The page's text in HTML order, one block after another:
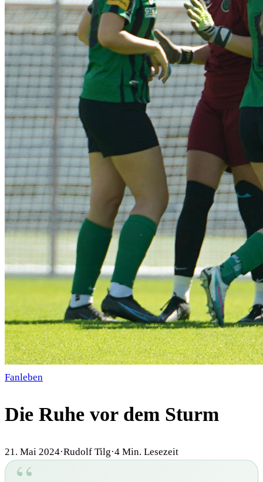
Fanleben
Die Ruhe vor dem Sturm
21. Mai 2024·Rudolf Tilg·4 Min. Lesezeit